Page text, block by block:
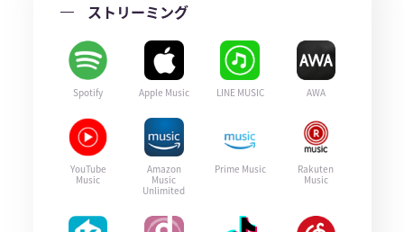
ストリーミング
Spotify Apple Music LINE MUSIC AWA
YouTube
Music
Amazon
Music
Unlimited
Prime Music
Rakuten
Music